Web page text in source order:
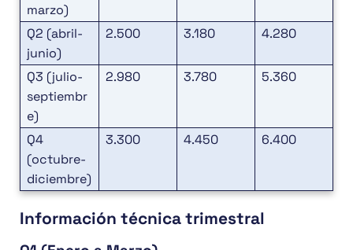
marzo)
Q2 (abril-
junio)
2.500 3.180 4.280
Q3 (julio-
septiembr
e)
2.980 3.780 5.360
Q4
(octubre-
diciembre)
3.300 4.450 6.400
Información técnica trimestral